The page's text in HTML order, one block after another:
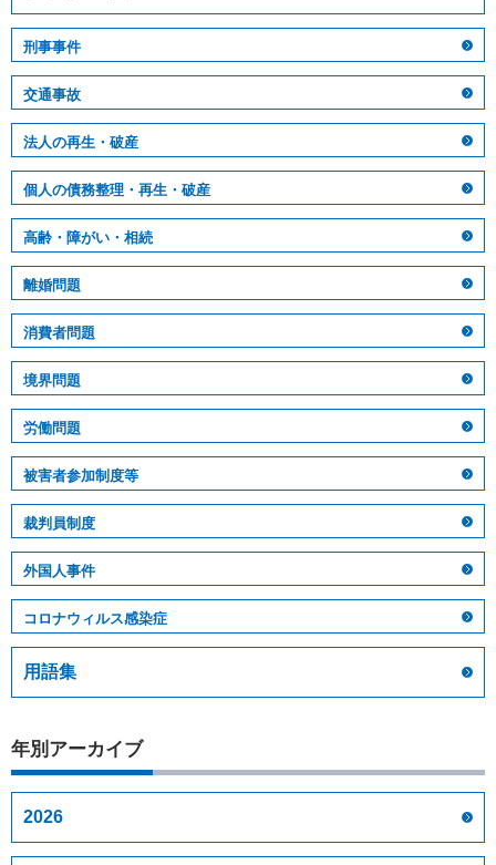
刑事事件
交通事故
法人の再生・破産
個人の債務整理・再生・破産
高齢・障がい・相続
離婚問題
消費者問題
境界問題
労働問題
被害者参加制度等
裁判員制度
外国人事件
コロナウィルス感染症
用語集
年別アーカイブ
2026